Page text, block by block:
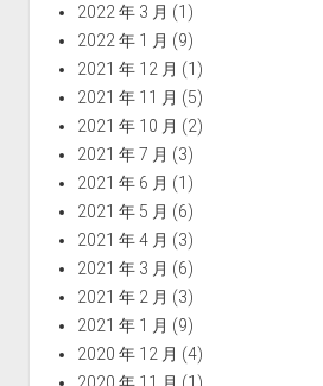
2022 年 3 月 (1)
2022 年 1 月 (9)
2021 年 12 月 (1)
2021 年 11 月 (5)
2021 年 10 月 (2)
2021 年 7 月 (3)
2021 年 6 月 (1)
2021 年 5 月 (6)
2021 年 4 月 (3)
2021 年 3 月 (6)
2021 年 2 月 (3)
2021 年 1 月 (9)
2020 年 12 月 (4)
2020 年 11 月 (1)